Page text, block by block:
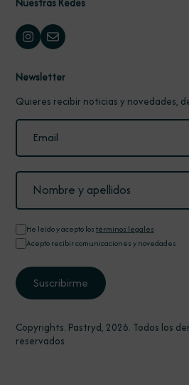
Newsletter
Quieres recibir noticias y novedades,
He leído y acepto lostérminos legales
Acepto recibir comunicaciones y novedades
Copyrights. Pastryd, 2026. Todos los
reservados.